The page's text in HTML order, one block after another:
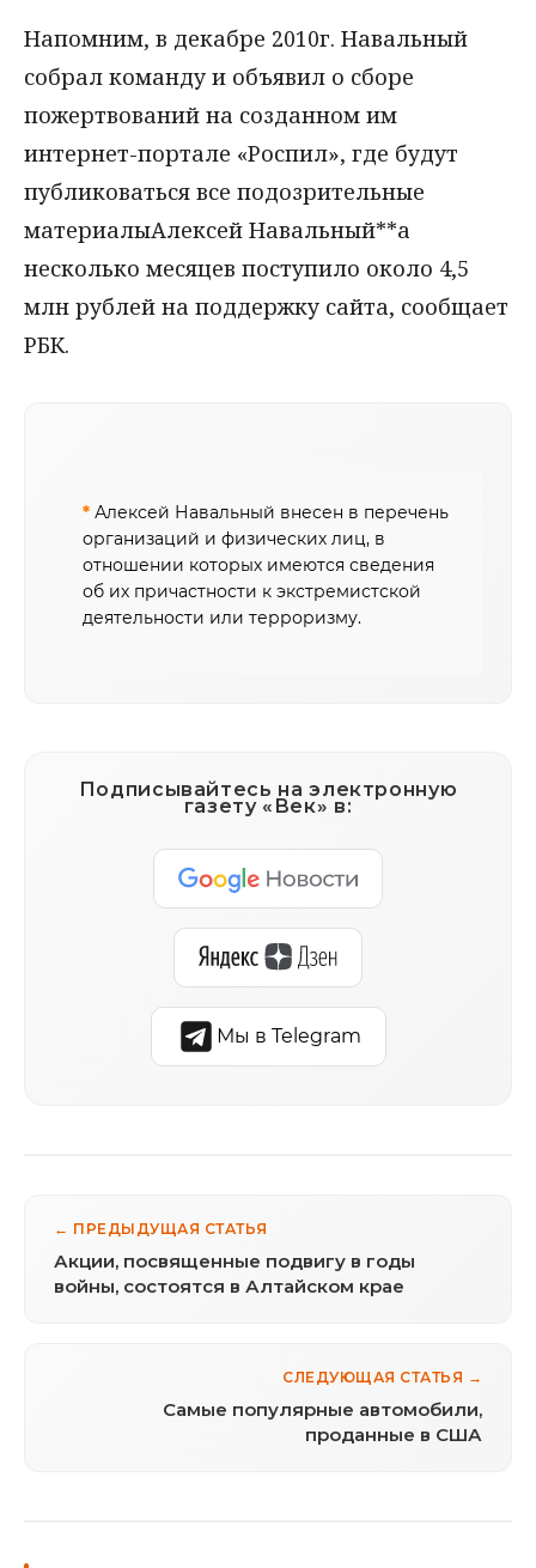
Напомним, в декабре 2010г. Навальный
собрал команду и объявил о сборе
пожертвований на созданном им
интернет-портале «Роспил», где будут
публиковаться все подозрительные
материалыАлексей Навальный**а
несколько месяцев поступило около 4,5
млн рублей на поддержку сайта, сообщает
РБК.
* Алексей Навальный внесен в перечень
организаций и физических лиц, в
отношении которых имеются сведения
об их причастности к экстремистской
деятельности или терроризму.
Подписывайтесь на электронную
газету «Век» в:
Мы в Telegram
← ПРЕДЫДУЩАЯ СТАТЬЯ
Акции, посвященные подвигу в годы
войны, состоятся в Алтайском крае
СЛЕДУЮЩАЯ СТАТЬЯ →
Самые популярные автомобили,
проданные в США